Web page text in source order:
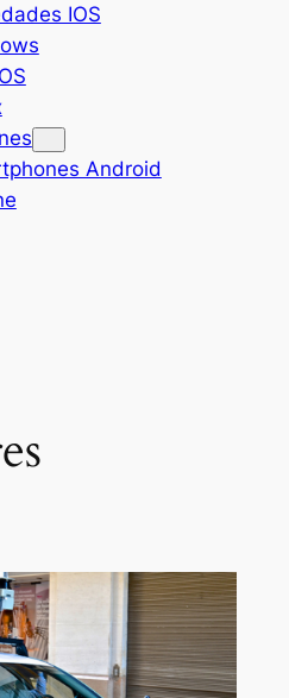
IOS
Android